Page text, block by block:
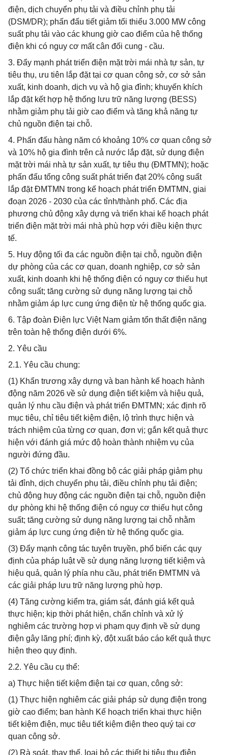
điện, dịch chuyển phụ tải và điều chỉnh phụ tải
(DSM/DR); phấn đấu tiết giảm tối thiểu 3.000 MW công
suất phụ tải vào các khung giờ cao điểm của hệ thống
điện khi có nguy cơ mất cân đối cung - cầu.
3. Đẩy mạnh phát triển điện mặt trời mái nhà tự sản, tự
tiêu thụ, ưu tiên lắp đặt tại cơ quan công sở, cơ sở sản
xuất, kinh doanh, dịch vụ và hộ gia đình; khuyến khích
lắp đặt kết hợp hệ thống lưu trữ năng lượng (BESS)
nhằm giảm phụ tải giờ cao điểm và tăng khả năng tự
chủ nguồn điện tại chỗ.
4. Phấn đấu hàng năm có khoảng 10% cơ quan công sở
và 10% hộ gia đình trên cả nước lắp đặt, sử dụng điện
mặt trời mái nhà tự sản xuất, tự tiêu thụ (ĐMTMN); hoặc
phấn đấu tổng công suất phát triển đạt 20% công suất
lắp đặt ĐMTMN trong kế hoạch phát triển ĐMTMN, giai
đoạn 2026 - 2030 của các tỉnh/thành phố. Các địa
phương chủ động xây dựng và triển khai kế hoạch phát
triển điện mặt trời mái nhà phù hợp với điều kiện thực
tế.
5. Huy động tối đa các nguồn điện tại chỗ, nguồn điện
dự phòng của các cơ quan, doanh nghiệp, cơ sở sản
xuất, kinh doanh khi hệ thống điện có nguy cơ thiếu hụt
công suất; tăng cường sử dụng năng lượng tại chỗ
nhằm giảm áp lực cung ứng điện từ hệ thống quốc gia.
6. Tập đoàn Điện lực Việt Nam giảm tổn thất điện năng
trên toàn hệ thống điện dưới 6%.
2. Yêu cầu
2.1. Yêu cầu chung:
(1) Khẩn trương xây dựng và ban hành kế hoạch hành
động năm 2026 về sử dụng điện tiết kiệm và hiệu quả,
quản lý nhu cầu điện và phát triển ĐMTMN; xác định rõ
mục tiêu, chỉ tiêu tiết kiệm điện, lộ trình thực hiện và
trách nhiệm của từng cơ quan, đơn vị; gắn kết quả thực
hiện với đánh giá mức độ hoàn thành nhiệm vụ của
người đứng đầu.
(2) Tổ chức triển khai đồng bộ các giải pháp giảm phụ
tải đỉnh, dịch chuyển phụ tải, điều chỉnh phụ tải điện;
chủ động huy động các nguồn điện tại chỗ, nguồn điện
dự phòng khi hệ thống điện có nguy cơ thiếu hụt công
suất; tăng cường sử dụng năng lượng tại chỗ nhằm
giảm áp lực cung ứng điện từ hệ thống quốc gia.
(3) Đẩy mạnh công tác tuyên truyền, phổ biến các quy
định của pháp luật về sử dụng năng lượng tiết kiệm và
hiệu quả, quản lý phía nhu cầu, phát triển ĐMTMN và
các giải pháp lưu trữ năng lượng phù hợp.
(4) Tăng cường kiểm tra, giám sát, đánh giá kết quả
thực hiện; kịp thời phát hiện, chấn chỉnh và xử lý
nghiêm các trường hợp vi phạm quy định về sử dụng
điện gây lãng phí; định kỳ, đột xuất báo cáo kết quả thực
hiện theo quy định.
2.2. Yêu cầu cụ thể:
a) Thực hiện tiết kiệm điện tại cơ quan, công sở:
(1) Thực hiện nghiêm các giải pháp sử dụng điện trong
giờ cao điểm; ban hành Kế hoạch triển khai thực hiện
tiết kiệm điện, mục tiêu tiết kiệm điện theo quý tại cơ
quan công sở.
(2) Rà soát, thay thế, loại bỏ các thiết bị tiêu thụ điện